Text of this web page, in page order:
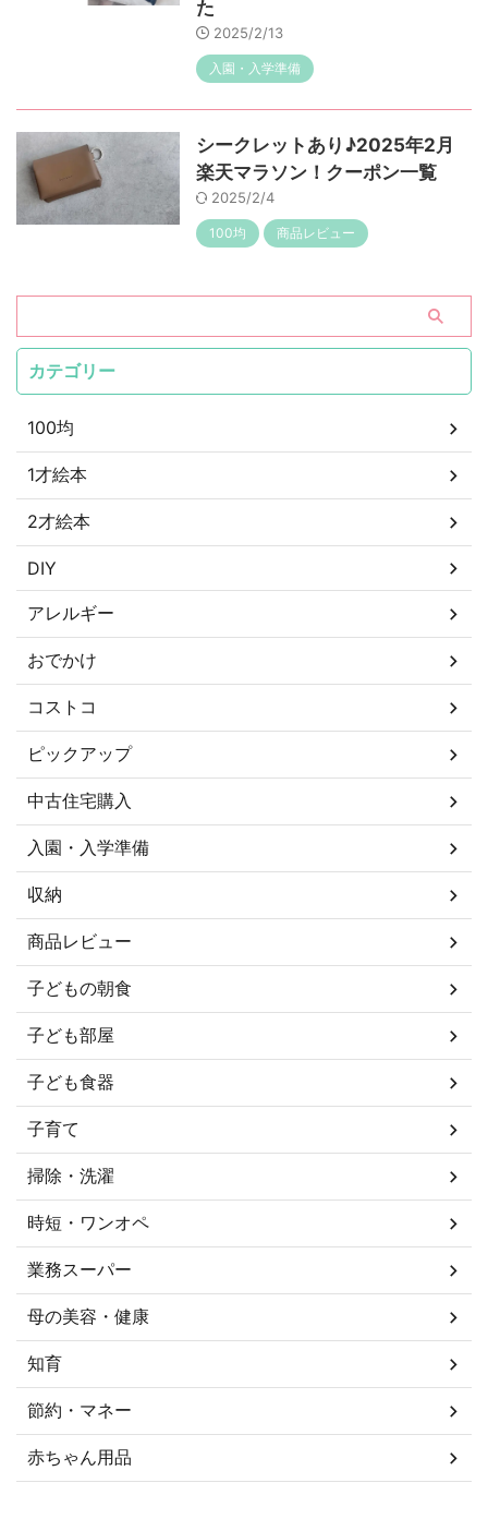
た
2025/2/13
入園・入学準備
シークレットあり♪2025年2月
楽天マラソン！クーポン一覧
2025/2/4
100均 商品レビュー
カテゴリー
100均
1才絵本
2才絵本
DIY
アレルギー
おでかけ
コストコ
ピックアップ
中古住宅購入
入園・入学準備
収納
商品レビュー
子どもの朝食
子ども部屋
子ども食器
子育て
掃除・洗濯
時短・ワンオペ
業務スーパー
母の美容・健康
知育
節約・マネー
赤ちゃん用品